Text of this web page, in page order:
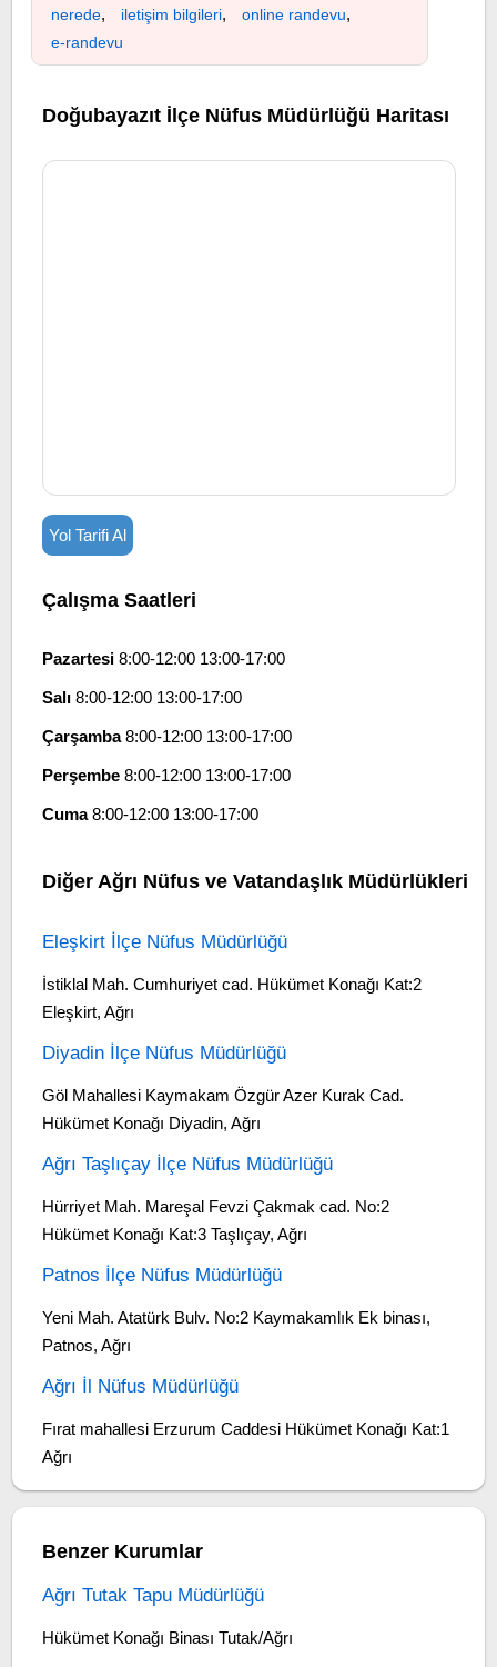
nerede, iletişim bilgileri, online randevu,
e-randevu
Doğubayazıt İlçe Nüfus Müdürlüğü Haritası
Yol Tarifi Al
Çalışma Saatleri
Pazartesi8:00-12:00 13:00-17:00
Salı8:00-12:00 13:00-17:00
Çarşamba8:00-12:00 13:00-17:00
Perşembe8:00-12:00 13:00-17:00
Cuma8:00-12:00 13:00-17:00
Diğer Ağrı Nüfus ve Vatandaşlık Müdürlükleri
Eleşkirt İlçe Nüfus Müdürlüğü
İstiklal Mah. Cumhuriyet cad. Hükümet Konağı Kat:2
Eleşkirt, Ağrı
Diyadin İlçe Nüfus Müdürlüğü
Göl Mahallesi Kaymakam Özgür Azer Kurak Cad.
Hükümet Konağı Diyadin, Ağrı
Ağrı Taşlıçay İlçe Nüfus Müdürlüğü
Hürriyet Mah. Mareşal Fevzi Çakmak cad. No:2
Hükümet Konağı Kat:3 Taşlıçay, Ağrı
Patnos İlçe Nüfus Müdürlüğü
Yeni Mah. Atatürk Bulv. No:2 Kaymakamlık Ek binası,
Patnos, Ağrı
Ağrı İl Nüfus Müdürlüğü
Fırat mahallesi Erzurum Caddesi Hükümet Konağı Kat:1
Ağrı
Benzer Kurumlar
Ağrı Tutak Tapu Müdürlüğü
Hükümet Konağı Binası Tutak/Ağrı